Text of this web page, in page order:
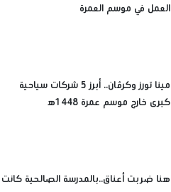
العمل في موسم العمرة
مينا تورز وكرڤان.. أبرز 5 شركات سياحية
كبرى خارج موسم عمرة 1448ه‍
هنا ضربت أعناق..بالمدرسة الصالحية كانت